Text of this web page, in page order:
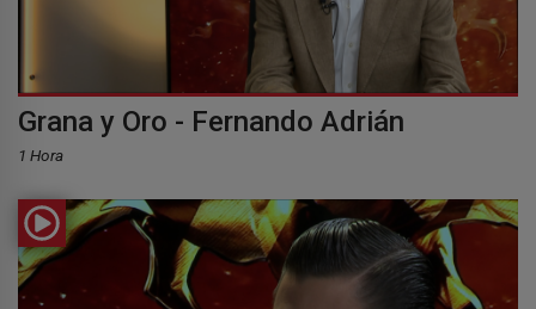
Grana y Oro - Fernando Adrián
1 Hora